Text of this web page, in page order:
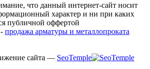
что данный интернет-сайт носит
характер и ни при каких
публичной оффертой
продажа арматуры и металлопроката
сайта — SeoTemple